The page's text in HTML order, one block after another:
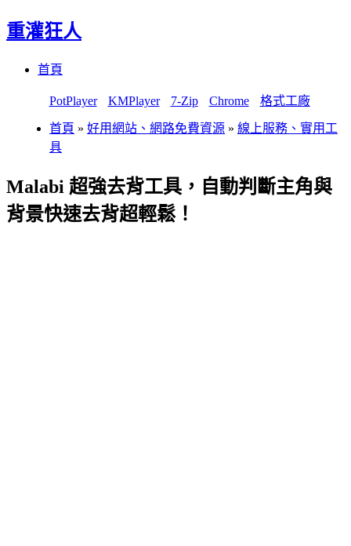
重灌狂人
首頁
PotPlayer KMPlayer 7-Zip Chrome 格式工廠
首頁 » 好用網站、網路免費資源 » 線上服務、實用工
具
Malabi 超強去背工具，自動判斷主角與
背景快速去背超輕鬆！